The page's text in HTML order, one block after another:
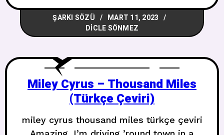
horsebackOn comets, coming toward us,
kicking up with laughterMy friend Big
Twitchy rode the boat into
ŞARKI SÖZÜ
MART 11, 2023
DICLE SÖNMEZ
Miley Cyrus – Thousand Miles
(Türkçe Çeviri)
miley cyrus thousand miles türkçe çeviri